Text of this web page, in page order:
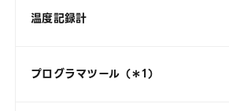
温度記録計
プログラマツール（＊1）